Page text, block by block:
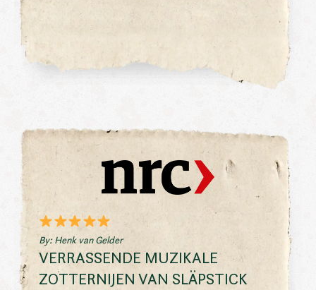
By: Henk van Gelder
VERRASSENDE MUZIKALE
ZOTTERNIJEN VAN SLÄPSTICK